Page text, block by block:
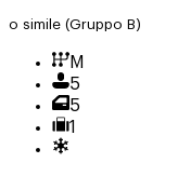
o simile (Gruppo B)
M
5
5
1